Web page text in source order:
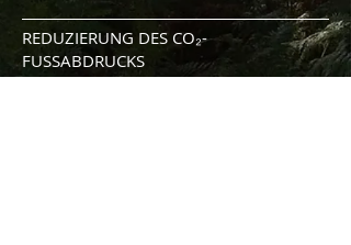
REDUZIERUNG DES CO₂-
FUSSABDRUCKS
Eine weitere Möglichkeit, die Umwelt zu